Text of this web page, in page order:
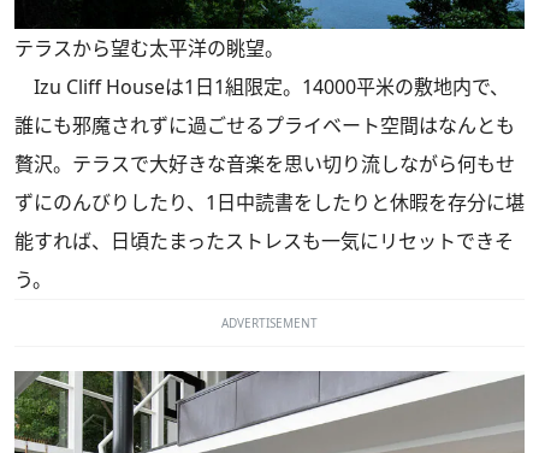
テラスから望む太平洋の眺望。
Izu Cliff Houseは1日1組限定。14000平米の敷地内で、
誰にも邪魔されずに過ごせるプライベート空間はなんとも
贅沢。テラスで大好きな音楽を思い切り流しながら何もせ
ずにのんびりしたり、1日中読書をしたりと休暇を存分に堪
能すれば、日頃たまったストレスも一気にリセットできそ
う。
ADVERTISEMENT